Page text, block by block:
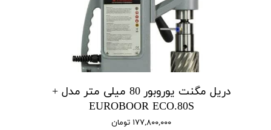
دریل مگنت یوروبور 80 میلی متر مدل +
EUROBOOR ECO.80S
۱۷۷,۸۰۰,۰۰۰ تومان